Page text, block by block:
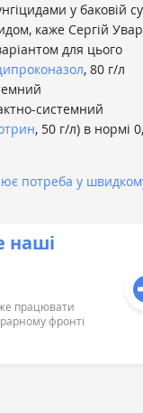
у баковій
каже Сергій
для цього
, 80 г/л
системний
, 50 г/л) в нормі
потреба у
наші
працювати
фронті